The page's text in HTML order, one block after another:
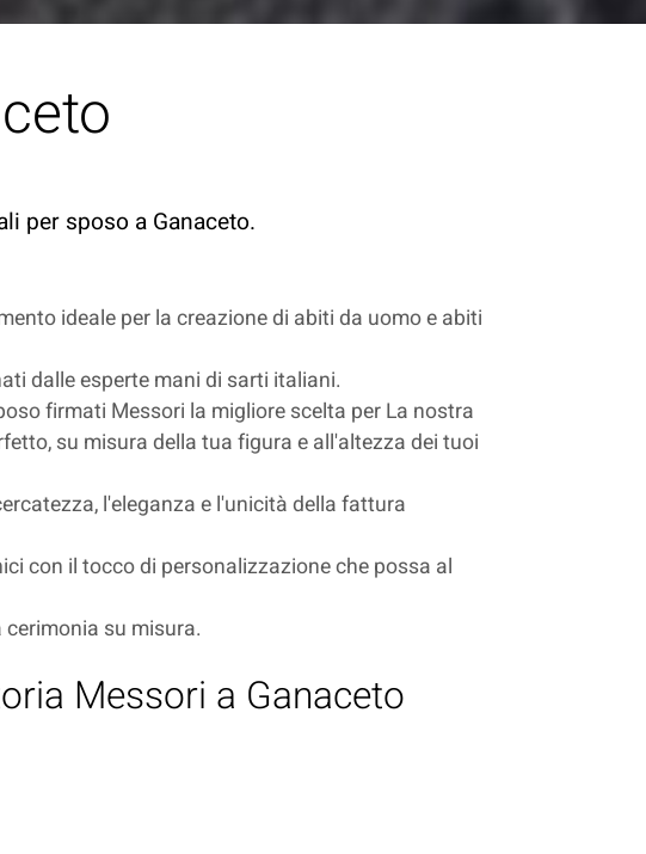
per sposo a Ganaceto.
ideale per la creazione di abiti da uomo e abiti
dalle esperte mani di sarti italiani.
firmati Messori la migliore scelta per La nostra
su misura della tua figura e all'altezza dei tuoi
l'eleganza e l'unicità della fattura
con il tocco di personalizzazione che possa al
su misura.
Messori a Ganaceto